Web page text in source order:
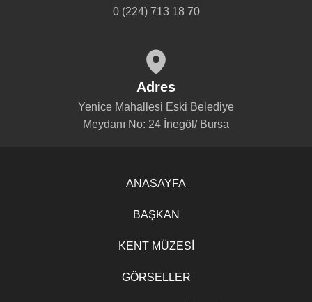
0 (224) 713 18 70
Adres
Yenice Mahallesi Eski Belediye
Meydanı No: 24 İnegöl/ Bursa
ANASAYFA
BAŞKAN
KENT MÜZESİ
GÖRSELLER